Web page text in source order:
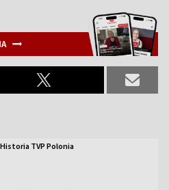
Historia TVP Polonia